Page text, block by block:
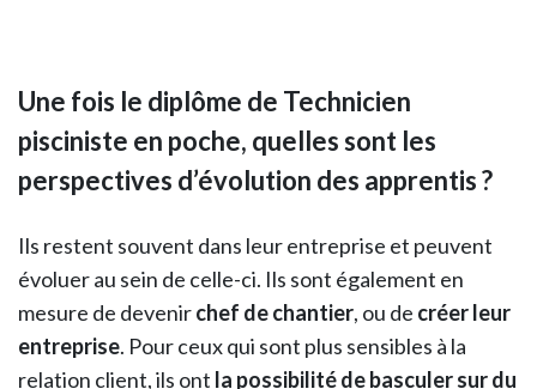
Une fois le diplôme de Technicien
pisciniste en poche, quelles sont les
perspectives d’évolution des apprentis ?
Ils restent souvent dans leur entreprise et peuvent
évoluer au sein de celle-ci. Ils sont également en
mesure de devenirchef de chantier, ou de créer leur
entreprise. Pour ceux qui sont plus sensibles à la
relation client, ils ont la possibilité de basculer sur du